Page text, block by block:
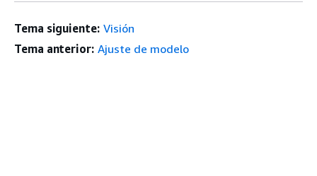
Tema siguiente: Visión
Tema anterior: Ajuste de modelo